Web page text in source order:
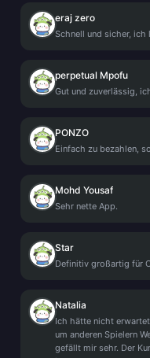
eraj zero
Schnell und sicher, ich
perpetual Mpofu
Gut und zuverlässig,
PONZO
Einfach zu bezahlen,
Mohd Yousaf
Sehr nette App.
Star
Definitiv großartig für
Natalia
Ich hätte nicht
um anderen Spielern
gefällt mir sehr. Der